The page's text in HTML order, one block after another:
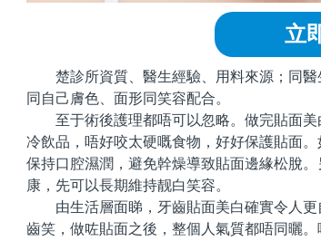
立
楚診所資質、醫生經驗、用料來源；同醫
同自己膚色、面形同笑容配合。
至于術後護理都唔可以忽略。做完貼面美
冷飲品，唔好咬太硬嘅食物，好好保護貼面
保持口腔濕潤，避免幹燥導致貼面邊緣松脫
康，先可以長期維持靓白笑容。
由生活層面睇，牙齒貼面美白確實令人更
齒笑，做咗貼面之後，整個人氣質都唔同曬